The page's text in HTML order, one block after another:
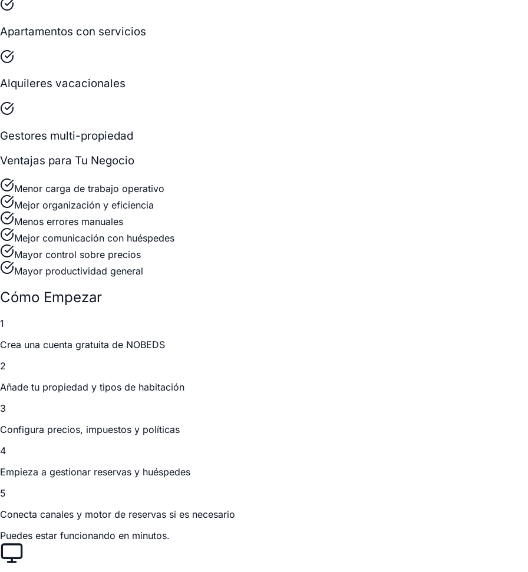
Apartamentos con servicios
Alquileres vacacionales
Gestores multi-propiedad
Ventajas para Tu Negocio
Menor carga de trabajo operativo
Mejor organización y eficiencia
Menos errores manuales
Mejor comunicación con huéspedes
Mayor control sobre precios
Mayor productividad general
Cómo Empezar
1
Crea una cuenta gratuita de NOBEDS
2
Añade tu propiedad y tipos de habitación
3
Configura precios, impuestos y políticas
4
Empieza a gestionar reservas y huéspedes
5
Conecta canales y motor de reservas si es necesario
Puedes estar funcionando en minutos.